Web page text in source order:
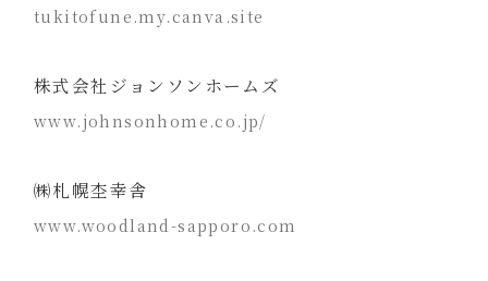
tukitofune.my.canva.site
株式会社ジョンソンホームズ
www.johnsonhome.co.jp/
㈱札幌杢幸舎
www.woodland-sapporo.com